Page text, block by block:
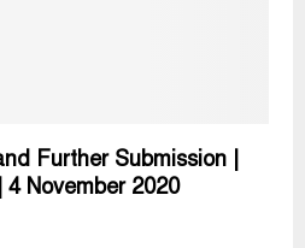
Further Submission |
November 2020